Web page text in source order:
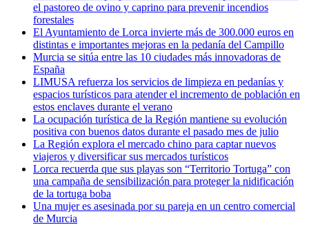
el pastoreo de ovino y caprino para prevenir incendios
forestales
El Ayuntamiento de Lorca invierte más de 300.000 euros en
distintas e importantes mejoras en la pedanía del Campillo
Murcia se sitúa entre las 10 ciudades más innovadoras de
España
LIMUSA refuerza los servicios de limpieza en pedanías y
espacios turísticos para atender el incremento de población en
estos enclaves durante el verano
La ocupación turística de la Región mantiene su evolución
positiva con buenos datos durante el pasado mes de julio
La Región explora el mercado chino para captar nuevos
viajeros y diversificar sus mercados turísticos
Lorca recuerda que sus playas son “Territorio Tortuga” con
una campaña de sensibilización para proteger la nidificación
de la tortuga boba
Una mujer es asesinada por su pareja en un centro comercial
de Murcia